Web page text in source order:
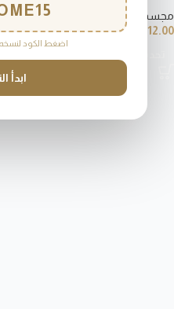
مجسمات
12.00
د.ك–
18.00 د.ك
اضغط الكود
ابدأ